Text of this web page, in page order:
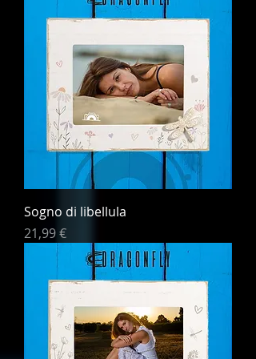
Sogno di libellula
Prezzo
21,99 €